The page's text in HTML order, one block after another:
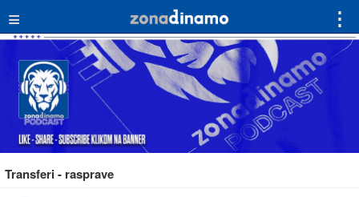
≡ ⋮
Transferi - rasprave